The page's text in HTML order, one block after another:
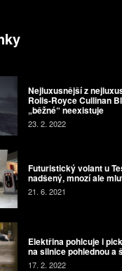
Nejluxusnější z
Rolls-Royce Cullinan
„běžné“ neexistuje
23. 2. 2022
Futuristický volant u
nadšený, mnozí ale
21. 6. 2021
Elektřina pohlcuje i
na silnice pohlednou a
17. 2. 2022